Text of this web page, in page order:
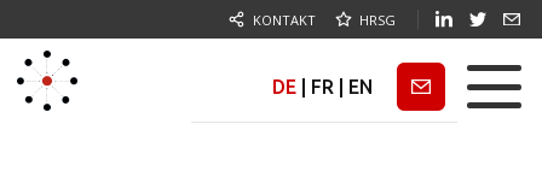
KONTAKT HRSG
DE FR EN Newsletter